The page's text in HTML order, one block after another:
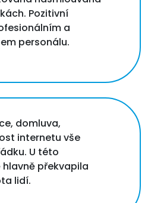
Pozitivní
a
personálu.
domluva,
internetu vše
U této
překvapila
lidí.